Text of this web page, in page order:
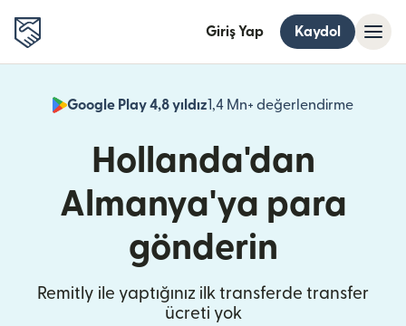
Giriş Yap Kaydol
Google Play 4,8 yıldız1,4 Mn+ değerlendirme
Hollanda'dan
Almanya'ya para
gönderin
Remitly ile yaptığınız ilk transferde transfer
ücreti yok